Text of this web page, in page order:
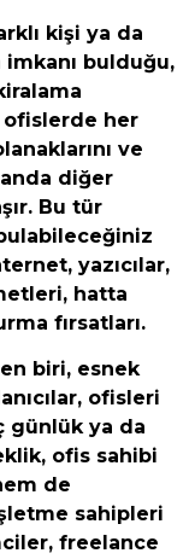
kişi ya da
bulduğu,
ofislerde her
ve
diğer
Bu tür
yazıcılar,
hatta
fırsatları.
biri, esnek
ofisleri
günlük ya da
ofis sahibi
de
sahipleri
freelance